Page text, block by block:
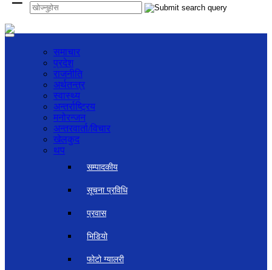
समाचार
प्रदेश
राजनीति
अर्थतन्त्र
स्वास्थ्य
अन्तर्राष्ट्रिय
मनोरन्जन
अन्तरवार्ता/विचार
खेलकुद
थप
सम्पादकीय
सूचना प्रविधि
प्रवास
भिडियो
फोटो ग्यालरी